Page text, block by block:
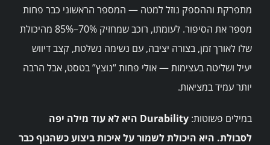
מתפרקת וההספק נוזל למטה — המספר הראשוני כבר פחות
מספר את הסיפור. לעומתו, רוכב שמחזיק 70%–85% מהיכולת
שלו לאורך זמן, בצורה יציבה, עם נשימה נשלטת, קצב דיווש
יעיל ושליטה בעצימות — אולי פחות “נוצץ” בטסט, אבל הרבה
יותר עמיד במציאות.
במילים פשוטות:
Durability היא לא עוד מילה יפה
לסבולת. היא היכולת לשמור על איכות ביצוע כשהגוף כבר